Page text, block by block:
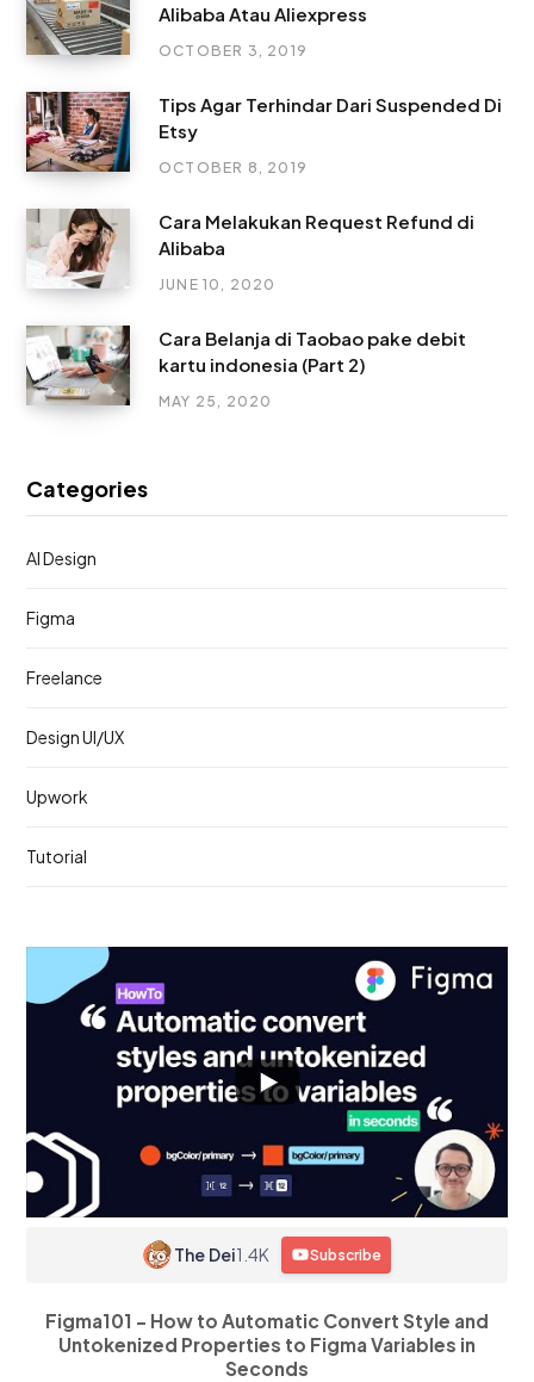
Alibaba Atau Aliexpress
OCTOBER 3, 2019
Tips Agar Terhindar Dari Suspended Di
Etsy
OCTOBER 8, 2019
Cara Melakukan Request Refund di
Alibaba
JUNE 10, 2020
Cara Belanja di Taobao pake debit
kartu indonesia (Part 2)
MAY 25, 2020
Categories
AI Design
Figma
Freelance
Design UI/UX
Upwork
Tutorial
The Dei1.4K Subscribe
Figma101 - How to Automatic Convert Style and
Untokenized Properties to Figma Variables in
Seconds